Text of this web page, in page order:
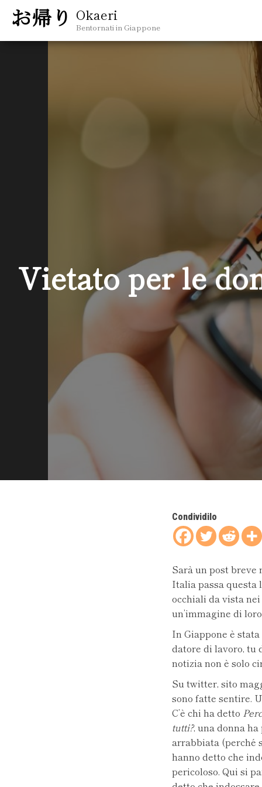
Okaeri
Bentornati in Giappone
Vietato per le
Condividilo
Sarà un post breve
Italia passa questa
occhiali da vista
un’immagine di
In Giappone è
datore di lavoro, tu
notizia non è solo
Su twitter, sito
sono fatte sentire.
C’è chi ha detto
tutti?, una donna
arrabbiata (perché
hanno detto che
pericoloso. Qui si